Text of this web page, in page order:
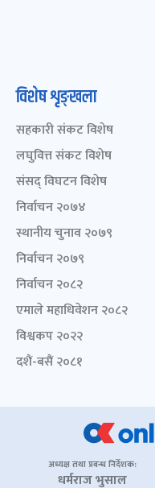
विशेष शृङ्खला
सहकारी संकट विशेष
लघुवित्त संकट विशेष
संसद् विघटन विशेष
निर्वाचन २०७४
स्थानीय चुनाव २०७९
निर्वाचन २०७९
निर्वाचन २०८२
एमाले महाधिवेशन २०८२
विश्वकप २०२२
दशैं-बसैं २०८१
अध्यक्ष तथा प्रबन्ध निर्देशक:
धर्मराज भुसाल